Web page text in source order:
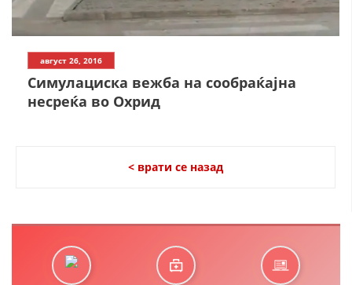
ИСТОРИЈАТ НА ЦКРМ
ИСТОРИЈАТ НА ДВИЖЕЊЕТО
СТРУКТУРА И ОРГАНИЗАЦИОНА ПОСТАВЕНОСТ – ОПШТИНСКА
ОРГАНИЗАЦИЈА КУМАНОВО
август 26, 2016
Симулациска вежба на сообраќајна
несреќа во Охрид
< врати се назад